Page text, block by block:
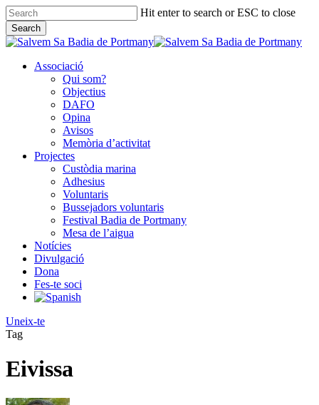
Skip
to
main
content
Hit enter to search or ESC to close
Search
Close
Associació
Qui som?
Objectius
DAFO
Opina
Avisos
Memòria d’activitat
Projectes
Custòdia marina
Adhesius
Voluntaris
Bussejadors voluntaris
Festival Badia de Portmany
Mesa de l’aigua
Notícies
Divulgació
Dona
Fes-te soci
Uneix-te
Tag
Eivissa